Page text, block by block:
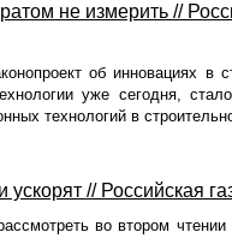
не измерить //
об инновациях
уже сегодня,
технологий в
ускорят // Российская
во втором